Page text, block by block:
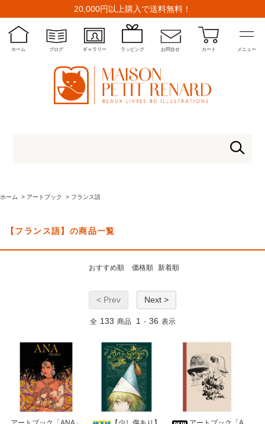
20,000円以上購入で送料無料！
ホーム ブログ ギャラリー ラッピング お問合せ カート メニュー
ホーム > アートブック > フランス語
【フランス語】の商品一覧
おすすめ順 価格順 新着順
< Prev Next >
全 133 商品 1 - 36 表示